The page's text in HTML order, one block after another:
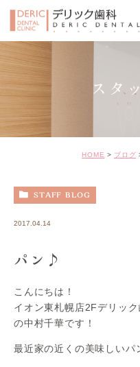
スタ
HOME ブログ
STAFF BLOG
2017.04.14
パン♪
こんにちは！
イオン東札幌店2Fデリッ
の中村千華です！
最近家の近くの美味しい